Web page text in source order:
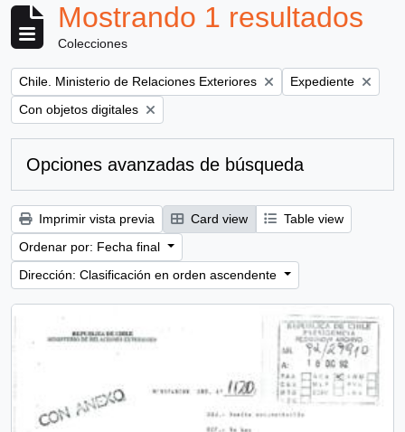
Mostrando 1 resultados
Colecciones
Remove filter:
Chile. Ministerio de Relaciones Exteriores Remove filter:
Expediente
Remove filter:
Con objetos digitales
Opciones avanzadas de búsqueda
Imprimir vista previa Card view
Table view
Ordenar por: Fecha final
Dirección: Clasificación en orden ascendente